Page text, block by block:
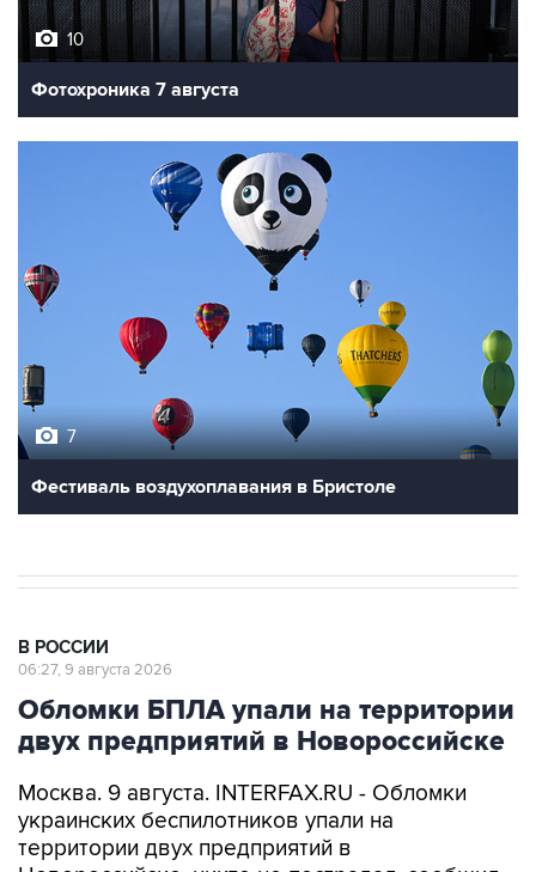
10
Фотохроника 7 августа
7
Фестиваль воздухоплавания в Бристоле
В РОССИИ
06:27, 9 августа 2026
Обломки БПЛА упали на территории
двух предприятий в Новороссийске
Москва. 9 августа. INTERFAX.RU - Обломки
украинских беспилотников упали на
территории двух предприятий в